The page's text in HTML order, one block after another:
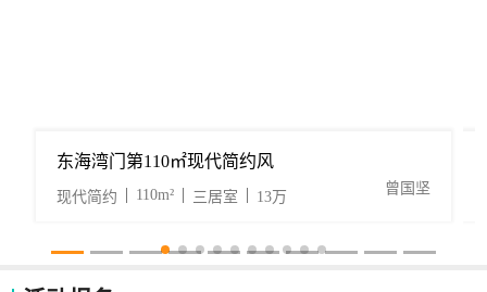
东海湾门第110㎡现代简约风
现代简约 110m² 三居室 13万
曾国坚